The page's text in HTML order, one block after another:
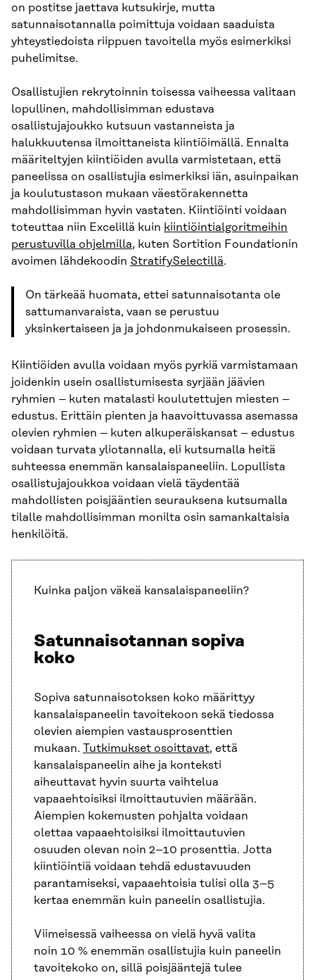
on postitse jaettava kutsukirje, mutta
satunnaisotannalla poimittuja voidaan saaduista
yhteystiedoista riippuen tavoitella myös esimerkiksi
puhelimitse.
Osallistujien rekrytoinnin toisessa vaiheessa valitaan
lopullinen, mahdollisimman edustava
osallistujajoukko kutsuun vastanneista ja
halukkuutensa ilmoittaneista kiintiöimällä. Ennalta
määriteltyjen kiintiöiden avulla varmistetaan, että
paneelissa on osallistujia esimerkiksi iän, asuinpaikan
ja koulutustason mukaan väestörakennetta
mahdollisimman hyvin vastaten. Kiintiöinti voidaan
toteuttaa niin Excelillä kuin kiintiöintialgoritmeihin
perustuvilla ohjelmilla, kuten Sortition Foundationin
avoimen lähdekoodin StratifySelectillä.
On tärkeää huomata, ettei satunnaisotanta ole
sattumanvaraista, vaan se perustuu
yksinkertaiseen ja ja johdonmukaiseen prosessin.
Kiintiöiden avulla voidaan myös pyrkiä varmistamaan
joidenkin usein osallistumisesta syrjään jäävien
ryhmien – kuten matalasti koulutettujen miesten –
edustus. Erittäin pienten ja haavoittuvassa asemassa
olevien ryhmien – kuten alkuperäiskansat – edustus
voidaan turvata yliotannalla, eli kutsumalla heitä
suhteessa enemmän kansalaispaneeliin. Lopullista
osallistujajoukkoa voidaan vielä täydentää
mahdollisten poisjääntien seurauksena kutsumalla
tilalle mahdollisimman monilta osin samankaltaisia
henkilöitä.
Kuinka paljon väkeä kansalaispaneeliin?
Satunnaisotannan sopiva
koko
Sopiva satunnaisotoksen koko määrittyy
kansalaispaneelin tavoitekoon sekä tiedossa
olevien aiempien vastausprosenttien
mukaan. Tutkimukset osoittavat, että
kansalaispaneelin aihe ja konteksti
aiheuttavat hyvin suurta vaihtelua
vapaaehtoisiksi ilmoittautuvien määrään.
Aiempien kokemusten pohjalta voidaan
olettaa vapaaehtoisiksi ilmoittautuvien
osuuden olevan noin 2–10 prosenttia. Jotta
kiintiöintiä voidaan tehdä edustavuuden
parantamiseksi, vapaaehtoisia tulisi olla 3–5
kertaa enemmän kuin paneelin osallistujia.
Viimeisessä vaiheessa on vielä hyvä valita
noin 10 % enemmän osallistujia kuin paneelin
tavoitekoko on, sillä poisjääntejä tulee